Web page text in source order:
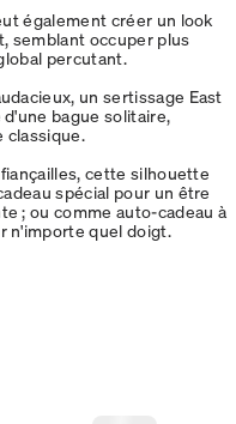
également créer un look
semblant occuper plus
percutant.
un sertissage East
bague solitaire,
classique.
cette silhouette
spécial pour un être
; ou comme auto-cadeau à
n'importe quel doigt.